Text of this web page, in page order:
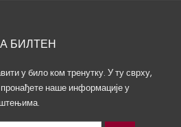
БИЛТЕН
у било ком тренутку. У ту сврху,
наше информације у